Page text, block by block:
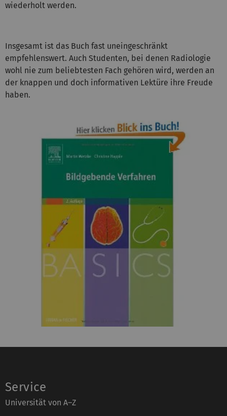
wiederholt werden.
Insgesamt ist das Buch fast uneingeschränkt
empfehlenswert. Auch Studenten, bei denen Radiologie
wohl nie zum beliebtesten Fach gehören wird, werden an
der knappen und doch informativen Lektüre ihre Freude
haben.
Service
Universität von A–Z